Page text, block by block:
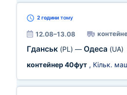
2 години тому
12.08–13.08
Гданськ (PL) — Одеса (UA)
контейнер 40фут , Кільк.